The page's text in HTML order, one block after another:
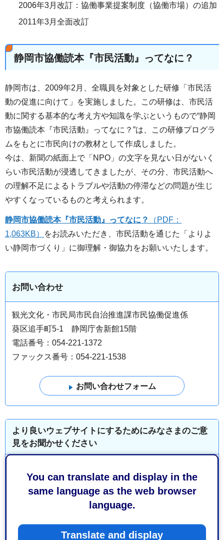
You can translate and display in the
same language as the web browser
language.
Translate and display
2006年3月改訂：協働事業提案制度（協働市場）の追加
2011年3月全面改訂
静岡市協働読本『市民活動』ってなに？
静岡市は、2009年2月、全職員を対象とした研修「市民活
動の促進に向けて」を実施しました。この研修は、市民活
動に関する基本的な考え方や知識を学ぶというもので“静岡
市協働読本『市民活動』ってなに？”は、この研修プログラ
ムをもとに市民向けの教材として作成しました。
今は、新聞の紙面上で「NPO」の文字を見ない日がないく
らい市民活動が浸透してきましたが、その分、市民活動へ
の理解不足によるトラブルや活動の停滞などの問題が生じ
やすくなっているものと考えられます。
静岡市協働読本『市民活動』ってなに？
（PDF：
1,063KB）
をお読みいただき、市民活動を通じた「よりよ
い静岡市づくり」に御理解・御協力をお願いいたします。
お問い合わせ
観光文化・市民局市民自治推進課市民協働促進係
葵区追手町5-1 静岡庁舎新館15階
電話番号：054-221-1372
ファックス番号：054-221-1538
より良いウェブサイトにするためにみなさまのご意
見をお聞かせください
1：役に立った
2：ふつう
3：役に立たなかった
1：見つけやすかった
2：ふつう